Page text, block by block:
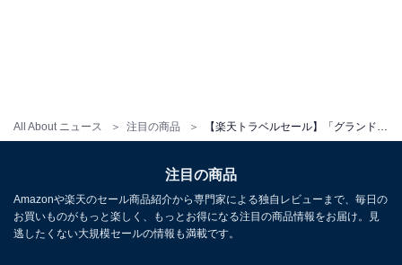
All About ニュース 注目の商品
注目の商品
Amazonや楽天のセール商品紹介から専門家による独自レビューまで、毎日の
お買いものがもっと楽しく、もっとお得になる注目の商品情報をお届け。見
逃したくない大規模セールの情報も満載です。